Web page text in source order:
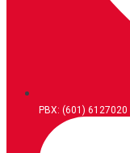
PBX: (601) 6127020